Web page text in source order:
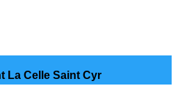
La Celle Saint Cyr